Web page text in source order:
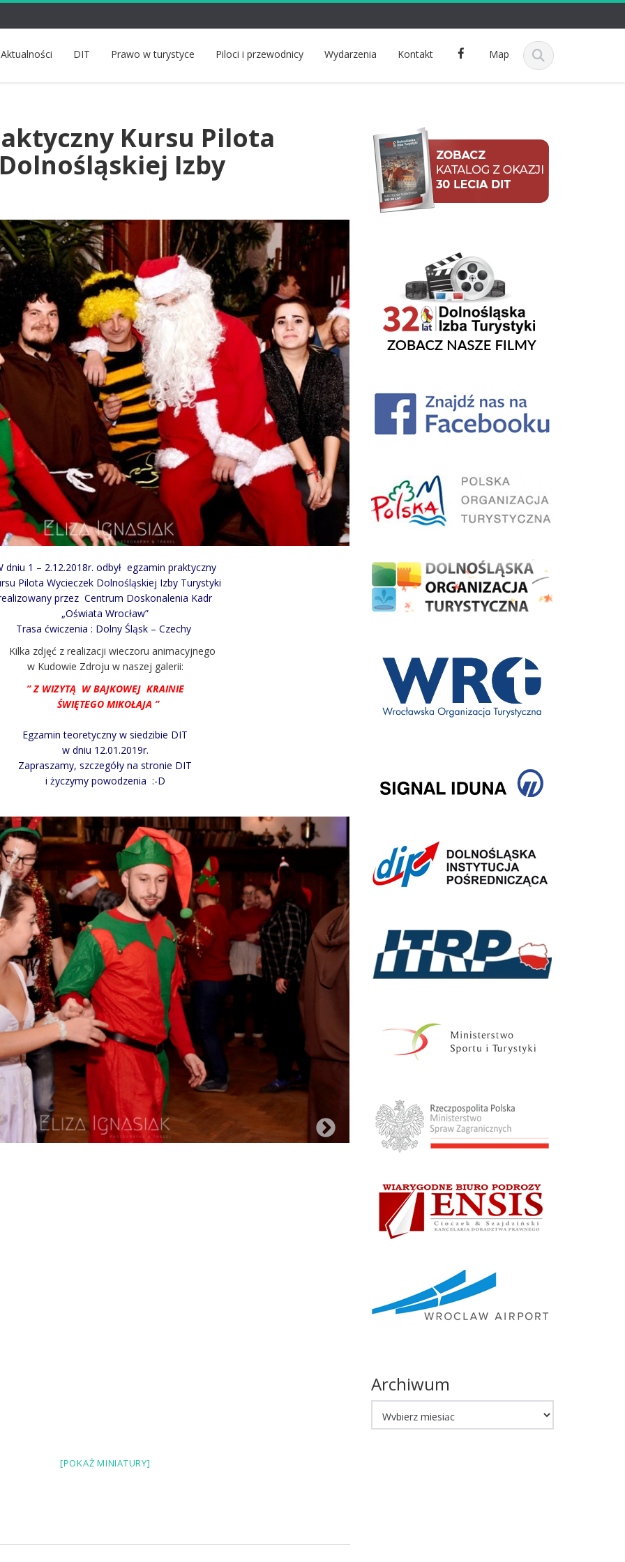
Aktualności DIT Prawo w turystyce Piloci i przewodnicy Wydarzenia Kontakt
k
Map
Kursu Pilota
Izby
dniu 1 – 2.12.2018r. odbył egzamin praktyczny
Pilota Wycieczek Dolnośląskiej Izby Turystyki
przez Centrum Doskonalenia Kadr
„Oświata Wrocław”
Trasa ćwiczenia : Dolny Śląsk – Czechy
zdjęć z realizacji wieczoru animacyjnego
w Kudowie Zdroju w naszej galerii:
” Z WIZYTĄ W BAJKOWEJ KRAINIE
ŚWIĘTEGO MIKOŁAJA ”
Egzamin teoretyczny w siedzibie DIT
w dniu 12.01.2019r.
Zapraszamy, szczegóły na stronie DIT
i życzymy powodzenia :-D
[POKAŻ MINIATURY]
Archiwum